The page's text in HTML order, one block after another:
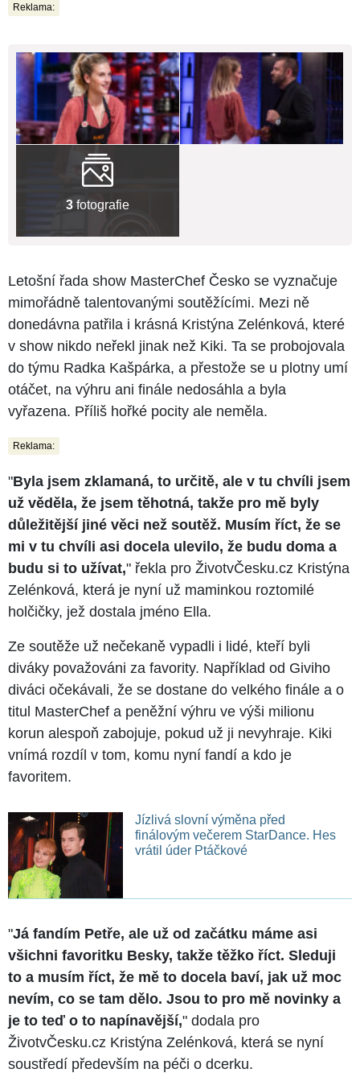
Reklama:
3 fotografie
Letošní řada show MasterChef Česko se vyznačuje
mimořádně talentovanými soutěžícími. Mezi ně
donedávna patřila i krásná Kristýna Zelénková, které
v show nikdo neřekl jinak než Kiki. Ta se probojovala
do týmu Radka Kašpárka, a přestože se u plotny umí
otáčet, na výhru ani finále nedosáhla a byla
vyřazena. Příliš hořké pocity ale neměla.
Reklama:
"Byla jsem zklamaná, to určitě, ale v tu chvíli jsem
už věděla, že jsem těhotná, takže pro mě byly
důležitější jiné věci než soutěž. Musím říct, že se
mi v tu chvíli asi docela ulevilo, že budu doma a
budu si to užívat," řekla pro ŽivotvČesku.cz Kristýna
Zelénková, která je nyní už maminkou roztomilé
holčičky, jež dostala jméno Ella.
Ze soutěže už nečekaně vypadli i lidé, kteří byli
diváky považováni za favority. Například od Giviho
diváci očekávali, že se dostane do velkého finále a o
titul MasterChef a peněžní výhru ve výši milionu
korun alespoň zabojuje, pokud už ji nevyhraje. Kiki
vnímá rozdíl v tom, komu nyní fandí a kdo je
favoritem.
Jízlivá slovní výměna před
finálovým večerem StarDance. Hes
vrátil úder Ptáčkové
"Já fandím Petře, ale už od začátku máme asi
všichni favoritku Besky, takže těžko říct. Sleduji
to a musím říct, že mě to docela baví, jak už moc
nevím, co se tam dělo. Jsou to pro mě novinky a
je to teď o to napínavější," dodala pro
ŽivotvČesku.cz Kristýna Zelénková, která se nyní
soustředí především na péči o dcerku.